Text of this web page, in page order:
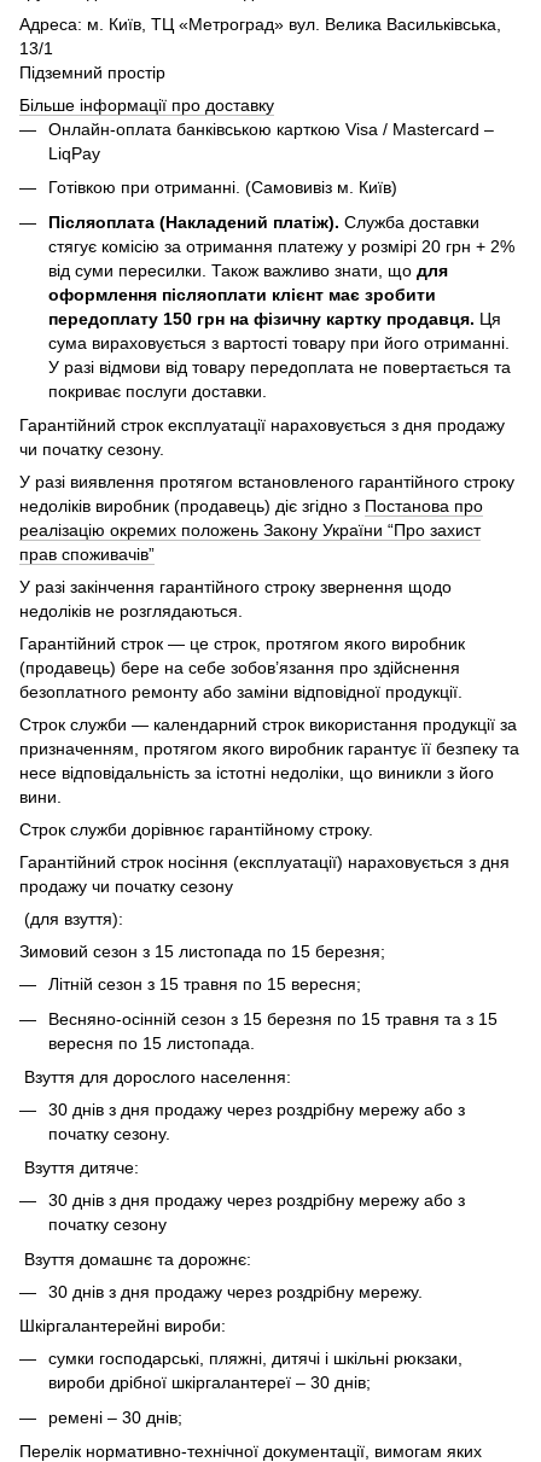
Адреса: м. Київ, ТЦ «Метроград» вул. Велика Васильківська,
13/1
Підземний простір
Більше інформації про доставку
Онлайн-оплата банківською карткою Visa / Mastercard –
LiqPay
Готівкою при отриманні. (Самовивіз м. Київ)
Післяоплата (Накладений платіж). Служба доставки
стягує комісію за отримання платежу у розмірі 20 грн + 2%
від суми пересилки. Також важливо знати, що для
оформлення післяоплати клієнт має зробити
передоплату 150 грн на фізичну картку продавця. Ця
сума вираховується з вартості товару при його отриманні.
У разі відмови від товару передоплата не повертається та
покриває послуги доставки.
Гарантійний строк експлуатації нараховується з дня продажу
чи початку сезону.
У разі виявлення протягом встановленого гарантійного строку
недоліків виробник (продавець) діє згідно з Постанова про
реалізацію окремих положень Закону України “Про захист
прав споживачів”
У разі закінчення гарантійного строку звернення щодо
недоліків не розглядаються.
Гарантійний строк — це строк, протягом якого виробник
(продавець) бере на себе зобов’язання про здійснення
безоплатного ремонту або заміни відповідної продукції.
Строк служби — календарний строк використання продукції за
призначенням, протягом якого виробник гарантує її безпеку та
несе відповідальність за істотні недоліки, що виникли з його
вини.
Строк служби дорівнює гарантійному строку.
Гарантійний строк носіння (експлуатації) нараховується з дня
продажу чи початку сезону
(для взуття):
Зимовий сезон з 15 листопада по 15 березня;
Літній сезон з 15 травня по 15 вересня;
Весняно-осінній сезон з 15 березня по 15 травня та з 15
вересня по 15 листопада.
Взуття для дорослого населення:
30 днів з дня продажу через роздрібну мережу або з
початку сезону.
Взуття дитяче:
30 днів з дня продажу через роздрібну мережу або з
початку сезону
Взуття домашнє та дорожнє:
30 днів з дня продажу через роздрібну мережу.
Шкіргалантерейні вироби:
сумки господарські, пляжні, дитячі і шкільні рюкзаки,
вироби дрібної шкіргалантереї – 30 днів;
ремені – 30 днів;
Перелік нормативно-технічної документації, вимогам яких